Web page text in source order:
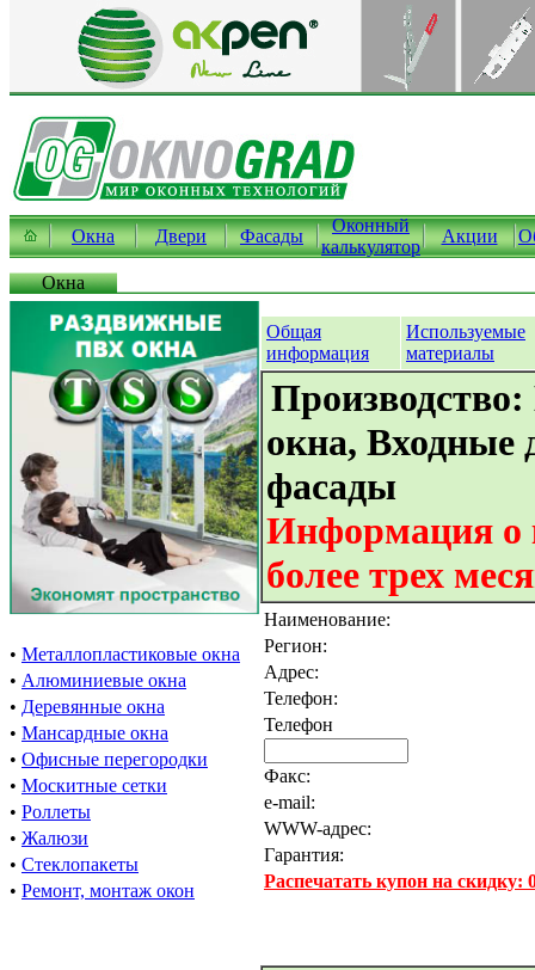
Окна Двери Фасады
Оконный
калькулятор
Акции
Окна
• Металлопластиковые окна
• Алюминиевые окна
• Деревянные окна
• Мансардные окна
• Офисные перегородки
• Москитные сетки
• Роллеты
• Жалюзи
• Стеклопакеты
• Ремонт, монтаж окон
Общая
информация
Используемые
материалы
окна, Входные
фасады
Информация о
более трех
Наименование:
Регион:
Адрес:
Телефон:
Телефон
Факс:
e-mail:
WWW-адрес:
Гарантия:
Распечатать купон на скидку: